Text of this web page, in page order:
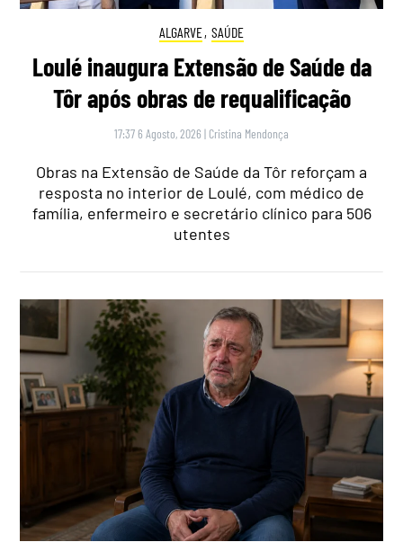
ALGARVE, SAÚDE
Loulé inaugura Extensão de Saúde da
Tôr após obras de requalificação
17:37 6 Agosto, 2026 | Cristina Mendonça
Obras na Extensão de Saúde da Tôr reforçam a
resposta no interior de Loulé, com médico de
família, enfermeiro e secretário clínico para 506
utentes